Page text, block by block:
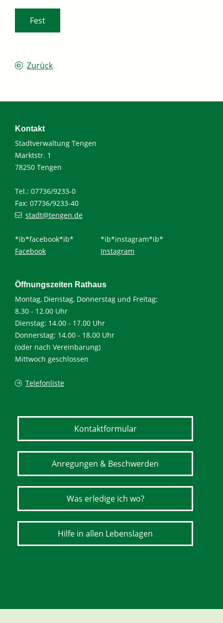
Fest
Zurück
Kontakt
Stadtverwaltung Tengen
Marktstr. 1
78250 Tengen
Tel.: 07736/9233-0
Fax: 07736/9233-40
stadt@tengen.de
*ib*facebook*ib*
Facebook
*ib*instagram*ib*
Instagram
Öffnungszeiten Rathaus
Montag, Dienstag, Donnerstag und Freitag:
8.30 - 12.00 Uhr
Dienstag: 14.00 - 17.00 Uhr
Donnerstag: 14.00 - 18.00 Uhr
(oder nach Vereinbarung)
Mittwoch geschlossen
Telefonliste
Kontaktformular
Anregungen & Beschwerden
Was erledige ich wo?
Hilfe in allen Lebenslagen